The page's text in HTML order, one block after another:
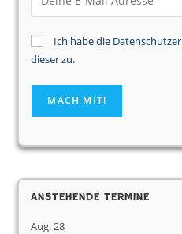
Ich habe die
dieser zu.
Anstehende Termine
Aug.28